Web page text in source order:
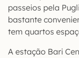
passeios pela
bastante
tem quartos
A estação Bari